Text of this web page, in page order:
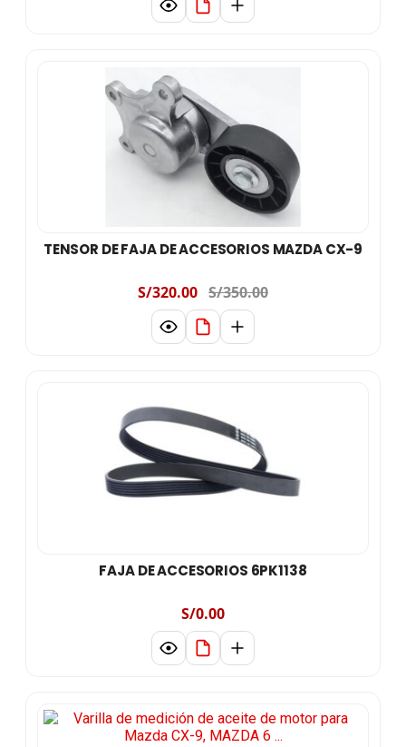
TENSOR DE FAJA DE ACCESORIOS MAZDA CX-9
S/320.00 S/350.00
FAJA DE ACCESORIOS 6PK1138
S/0.00